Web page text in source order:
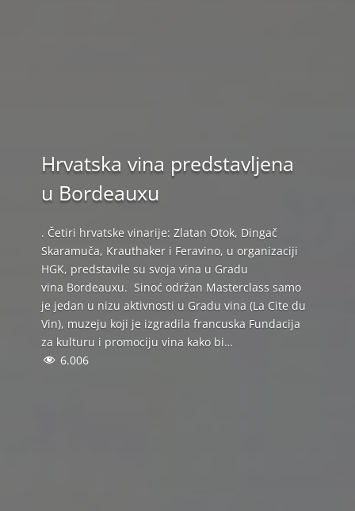
Hrvatska vina predstavljena
u Bordeauxu
. Četiri hrvatske vinarije: Zlatan Otok, Dingač
Skaramuča, Krauthaker i Feravino, u organizaciji
HGK, predstavile su svoja vina u Gradu
vina Bordeauxu. Sinoć održan Masterclass samo
je jedan u nizu aktivnosti u Gradu vina (La Cite du
Vin), muzeju koji je izgradila francuska Fundacija
za kulturu i promociju vina kako bi…
6.006